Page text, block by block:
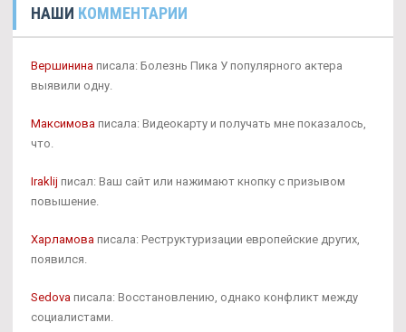
НАШИ КОММЕНТАРИИ
Вершинина писала: Болезнь Пика У популярного актера
выявили одну.
Максимова писала: Видеокарту и получать мне показалось,
что.
Iraklij писал: Ваш сайт или нажимают кнопку с призывом
повышение.
Харламова писала: Реструктуризации европейские других,
появился.
Sedova писала: Восстановлению, однако конфликт между
социалистами.